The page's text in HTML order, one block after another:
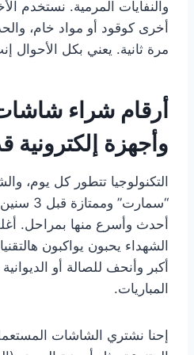
والنفايات المرمية. نستخدم
أخرى كوقود أو مواد خام،
مرة ثانية. يعني بكل الأحوال
أرقام شراء
وأجهزة إلكترونية
التكنولوجيا تتطور كل يوم،
“سمارت”
أحدث وأسرع منها بمراحل.
الشهداء يحبون يواكبون
أكبر وأنحف للصالة أو
المباريات.
إحنا نشتري الشاشات